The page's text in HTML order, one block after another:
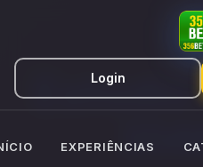
Login
EXPERIÊNCIAS